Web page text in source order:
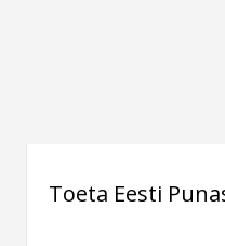
Toeta Eesti